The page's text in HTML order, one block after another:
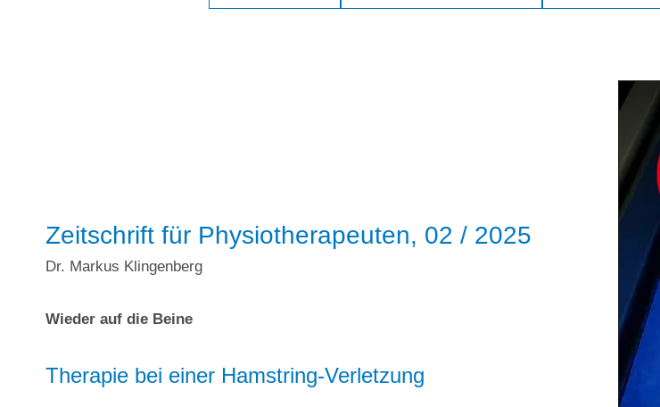
Zeitschrift für Physiotherapeuten, 02 / 2025
Dr. Markus Klingenberg
Wieder auf die Beine
Therapie bei einer Hamstring-Verletzung